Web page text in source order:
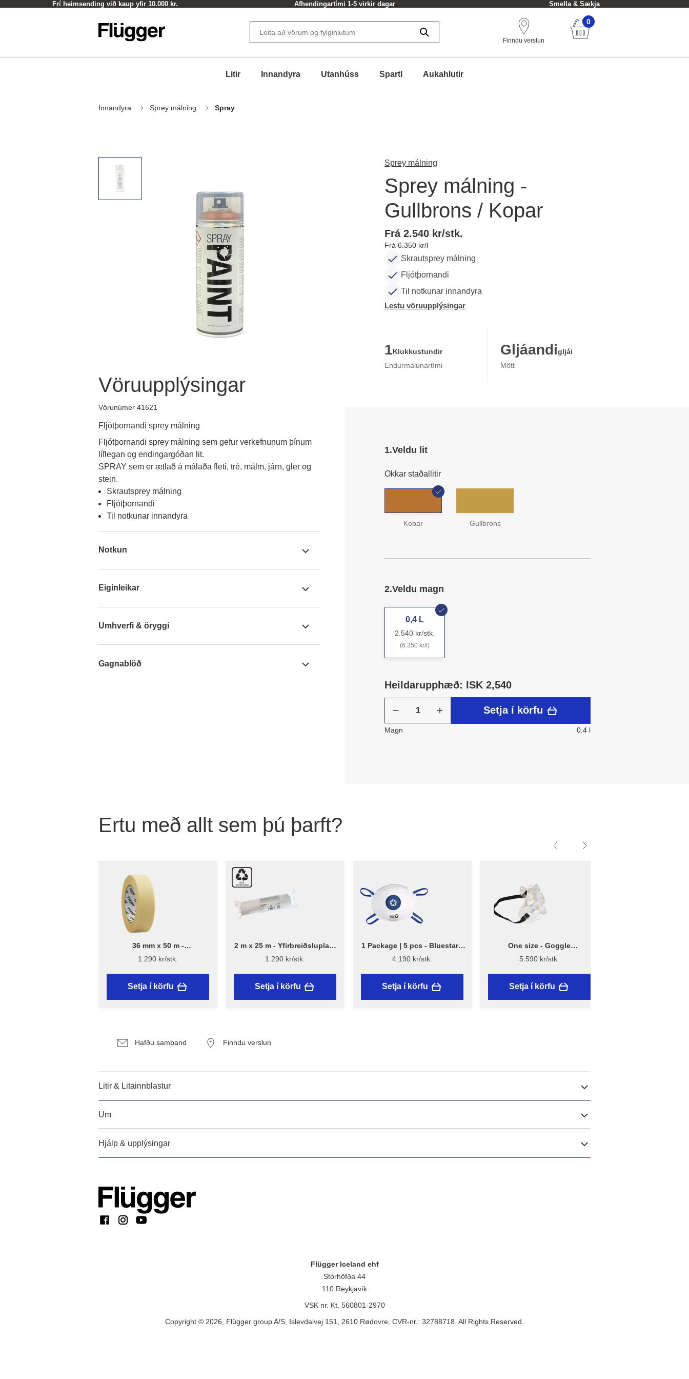
Frí heimsending við kaup yfir 10.000 kr. Afhendingartími 1-5 virkir dagar Smella & Sækja
Finndu verslun
0
Litir Innandyra Utanhúss Spartl Aukahlutir
Innandyra Sprey málning Spray
Vöruupplýsingar
Vörunúmer 41621
Fljótþornandi sprey málning
Fljótþornandi sprey málning sem gefur verkefnunum þínum
líflegan og endingargóðan lit.
SPRAY sem er ætlað á málaða fleti, tré, málm, járn, gler og
Skrautsprey málning
Fljótþornandi
Til notkunar innandyra
Notkun
Eiginleikar
Umhverfi & öryggi
Gagnablöð
Sprey málning
Sprey málning -
Gullbrons / Kopar
Frá 2.540 kr/stk.
Frá 6.350 kr/l
Skrautsprey málning
Fljótþornandi
Til notkunar innandyra
Lestu vöruupplýsingar
1Klukkustundir
Endurmálunartími
Gljáandigljái
Mött
1.Veldu lit
Okkar staðallitir
Kobar Gullbrons
2.Veldu magn
0,4 L
2.540 kr/stk.
(6.350 kr/l)
Heildarupphæð: ISK 2,540
Setja í körfu
Magn 0.4 l
Ertu með allt sem þú þarft?
36 mm x 50 m -
Málningarlímband - Flügger
1.290 kr/stk.
Setja í körfu
2 m x 25 m - Yfirbreiðsluplast
13 µ - Endurunnið plast
1.290 kr/stk.
Setja í körfu
1 Package | 5 pcs - Bluestar -
Einnota rykgrímur með ventli
4.190 kr/stk.
Setja í körfu
One size - Goggle
öryggisgleraugu - Bluestar
5.590 kr/stk.
Setja í körfu
Hafðu samband Finndu verslun
Litir & Litainnblastur
Um
Hjálp & upplýsingar
Flügger Iceland ehf
Stórhöfða 44
110 Reykjavík
VSK nr. Kt. 560801-2970
Copyright © 2026, Flügger group A/S, Islevdalvej 151, 2610 Rødovre, CVR-nr.: 32788718. All Rights Reserved.